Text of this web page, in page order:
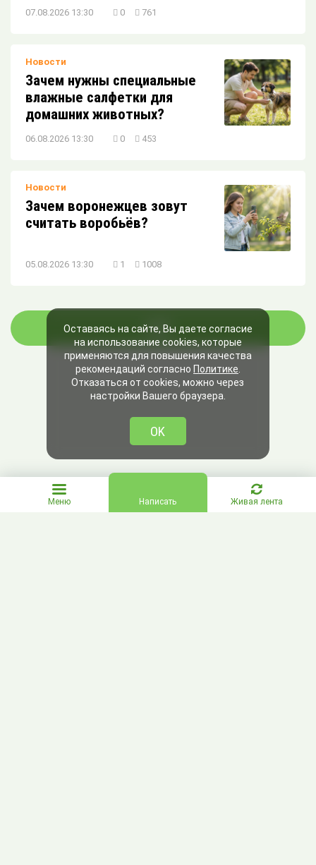
07.08.2026 13:30 0 761
Новости
Зачем нужны специальные
влажные салфетки для
домашних животных?
06.08.2026 13:30 0 453
Новости
Зачем воронежцев зовут
считать воробьёв?
05.08.2026 13:30 1 1008
ЕЩЁ
Меню Написать Живая лента
Оставаясь на сайте, Вы даете согласие
на использование cookies, которые
применяются для повышения качества
рекомендаций согласно Политике
Отказаться от cookies, можно через
настройки Вашего браузера.
OK